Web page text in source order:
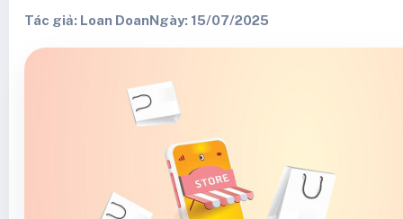
Tác giả: Loan DoanNgày: 15/07/2025